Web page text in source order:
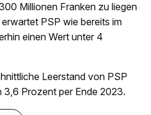
Millionen Franken zu liegen
PSP wie bereits im
einen Wert unter 4
Leerstand von PSP
Prozent per Ende 2023.